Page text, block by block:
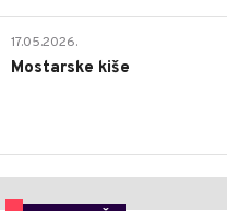
17.05.2026.
Mostarske kiše